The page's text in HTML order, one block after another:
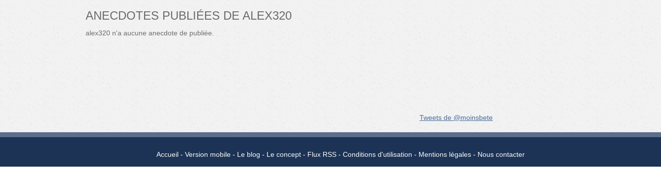
ANECDOTES PUBLIÉES DE ALEX320
alex320 n'a aucune anecdote de publiée.
Tweets de @moinsbete
Accueil Version mobile Le blog Le concept Flux RSS Conditions d'utilisation Mentions légales Nous contacter